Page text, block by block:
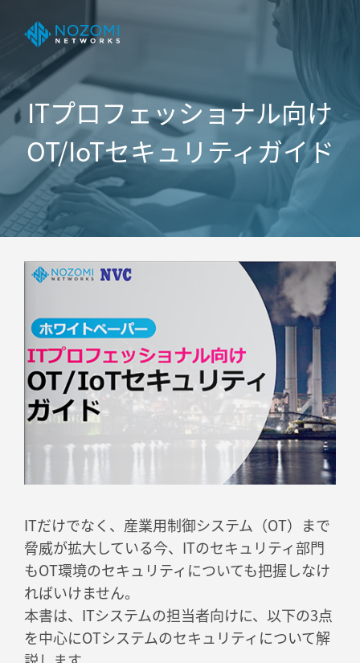
ITプロフェッショナル向け
OT/IoTセキュリティガイド
ITだけでなく、産業用制御システム（OT）まで
脅威が拡大している今、ITのセキュリティ部門
もOT環境のセキュリティについても把握しなけ
ればいけません。
本書は、ITシステムの担当者向けに、以下の3点
を中心にOTシステムのセキュリティについて解